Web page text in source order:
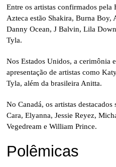
Entre os artistas confirmados
Azteca estão Shakira, Burna Boy,
Danny Ocean, J Balvin, Lila
Tyla.
Nos Estados Unidos, a cerimônia
apresentação de artistas como
Tyla, além da brasileira Anitta.
No Canadá, os artistas
Cara, Elyanna, Jessie Reyez,
Vegedream e William Prince.
Polêmicas